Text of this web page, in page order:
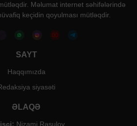
Məlumat internet səhifələrində
keçidin qoyulması mütləqdir.
SAYT
Haqqımızda
siyasəti
ƏLAQƏ
Nizami Rəsulov